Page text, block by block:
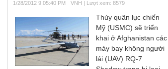
1/28/2012 9:05:40 PM VNH | Lượt xem: 8579
Thủy quân lục chiến
Mỹ (USMC) sẽ triển
khai ở Afghanistan các
máy bay không người
lái (UAV) RQ-7